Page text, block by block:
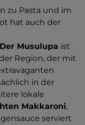
ist groß und
künstlerischen
Bereich wie das
(
Museo Civico
von
bis hin zum
zu Pasta und im
hat auch der
Der Musulupa ist
Region, der mit
in der
lokale
Makkaroni,
serviert